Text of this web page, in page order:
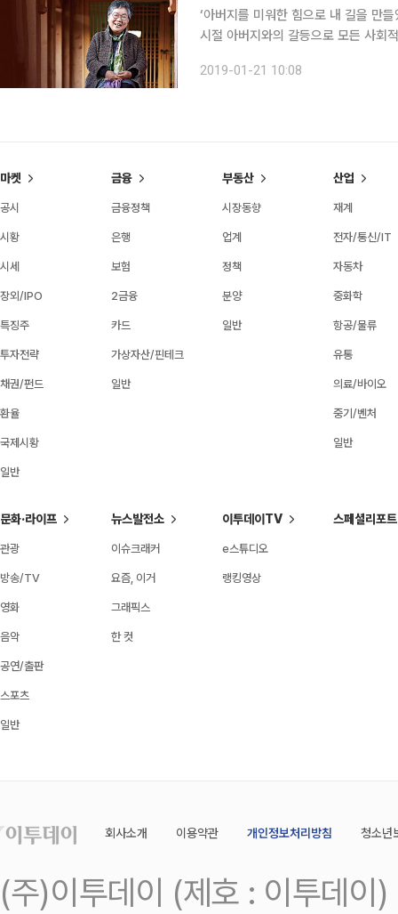
‘아버지를 미워한 힘으로 내 길을 만
시절 아버지와의 갈등으로 모든 사회
거치며 진보정당 활동을 이어갔다.
2019-01-21 10:08
마켓
공시
시황
시세
장외/IPO
특징주
투자전략
채권/펀드
환율
국제시황
일반
금융
금융정책
은행
보험
2금융
카드
가상자산/핀테크
일반
부동산
시장동향
업계
정책
분양
일반
산업
재계
전자/통신/IT
자동차
중화학
항공/물류
유통
의료/바이오
중기/벤처
일반
문화·라이프
관광
방송/TV
영화
음악
공연/출판
스포츠
일반
뉴스발전소
이슈크래커
요즘, 이거
그래픽스
한 컷
이투데이TV
e스튜디오
랭킹영상
스페셜리포트
회사소개 이용약관 개인정보처리방침 청소년
(주)이투데이 (제호 : 이투데